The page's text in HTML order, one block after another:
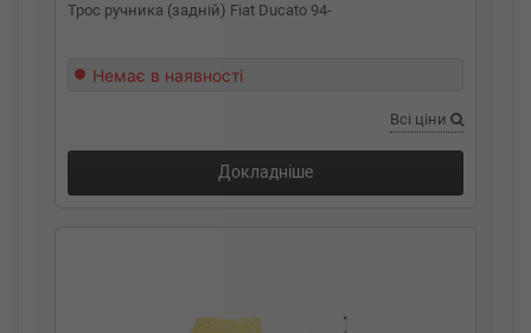
Трос ручника (задній) Fiat Ducato 94-
Немає в наявності
Всі ціни
Докладніше